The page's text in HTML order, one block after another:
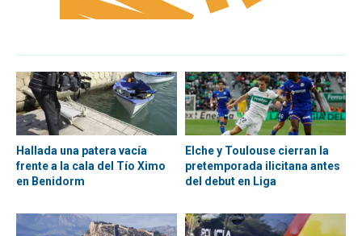
Hallada una patera vacía
frente a la cala del Tío Ximo
en Benidorm
Elche y Toulouse cierran la
pretemporada ilicitana antes
del debut en Liga